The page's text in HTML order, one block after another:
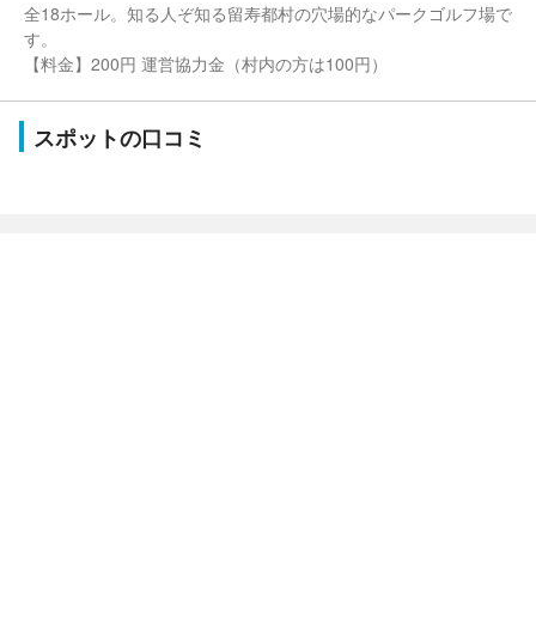
全18ホール。知る人ぞ知る留寿都村の穴場的なパークゴルフ場で
す。
【料金】200円 運営協力金（村内の方は100円）
スポットの口コミ